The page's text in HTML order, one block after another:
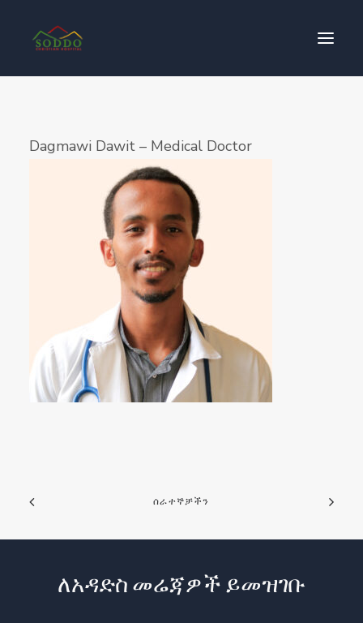
የእኛ ተጽዕኖ
Dagmawi Dawit – Medical Doctor
ሰራተኞቻችን
ለአዳድስ መሬጃዎች ይመዝገቡ